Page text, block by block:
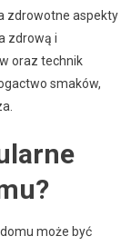
zdrowotne aspekty
zdrową i
oraz technik
smaków,
może być